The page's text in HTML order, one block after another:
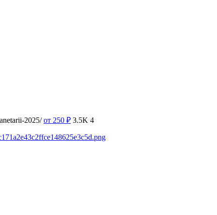
2025/ от 250 ₽ 3.5K 4